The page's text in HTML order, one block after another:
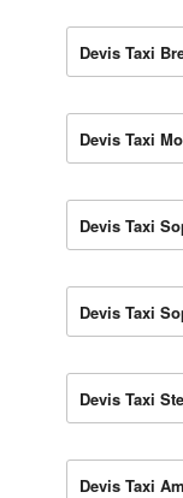
Devis Taxi
Devis Taxi
Devis Taxi
Devis Taxi
Devis Taxi
Devis Taxi